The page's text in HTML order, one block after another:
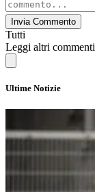
Invia Commento
Tutti
Leggi altri commenti
Ultime Notizie